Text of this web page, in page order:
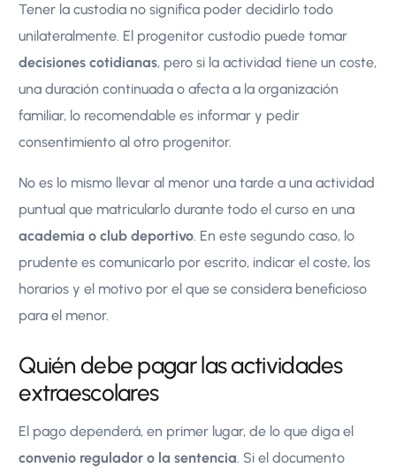
Tener la custodia no significa poder decidirlo todo
unilateralmente. El progenitor custodio puede tomar
decisiones cotidianas, pero si la actividad tiene un coste,
una duración continuada o afecta a la organización
familiar, lo recomendable es informar y pedir
consentimiento al otro progenitor.
No es lo mismo llevar al menor una tarde a una actividad
puntual que matricularlo durante todo el curso en una
academia o club deportivo. En este segundo caso, lo
prudente es comunicarlo por escrito, indicar el coste, los
horarios y el motivo por el que se considera beneficioso
para el menor.
Quién debe pagar las actividades
extraescolares
El pago dependerá, en primer lugar, de lo que diga el
convenio regulador o la sentencia. Si el documento